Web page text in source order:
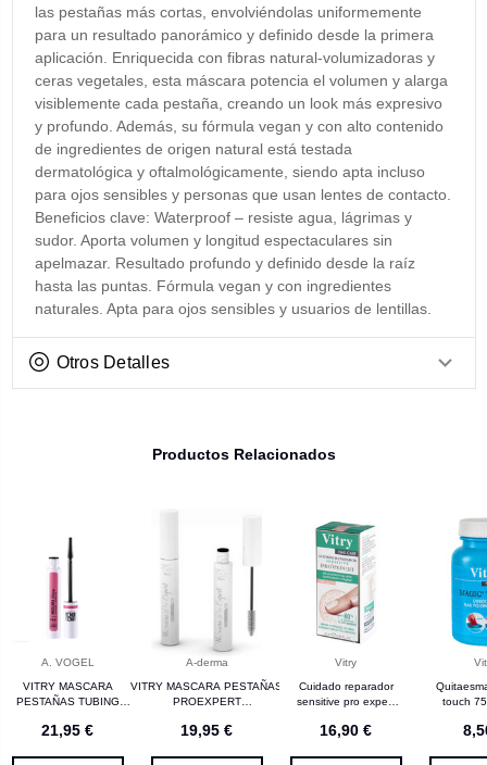
las pestañas más cortas, envolviéndolas uniformemente
para un resultado panorámico y definido desde la primera
aplicación. Enriquecida con fibras natural‑volumizadoras y
ceras vegetales, esta máscara potencia el volumen y alarga
visiblemente cada pestaña, creando un look más expresivo
y profundo. Además, su fórmula vegan y con alto contenido
de ingredientes de origen natural está testada
dermatológica y oftalmológicamente, siendo apta incluso
para ojos sensibles y personas que usan lentes de contacto.
Beneficios clave: Waterproof – resiste agua, lágrimas y
sudor. Aporta volumen y longitud espectaculares sin
apelmazar. Resultado profundo y definido desde la raíz
hasta las puntas. Fórmula vegan y con ingredientes
naturales. Apta para ojos sensibles y usuarios de lentillas.
Otros Detalles
Productos Relacionados
A. VOGEL
VITRY MASCARA
PESTAÑAS TUBING
NEGRO 10ML
21,95 €
A-derma
VITRY MASCARA PESTAÑAS
PROEXPERT
12ML
19,95 €
Vitry
Cuidado reparador
sensitive pro expert
16,90 €
touch